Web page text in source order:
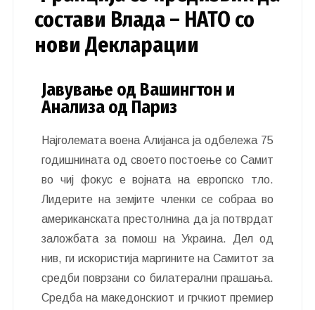
состави Влада – НАТО со
нови Декларации
Јавување од Вашингтон и
Анализа од Париз
Најголемата воена Алијанса ја одбележа 75
годишнината од своето постоење со Самит
во чиј фокус е војната на европско тло.
Лидерите на земјите членки се собраа во
американската престолнина да ја потврдат
заложбата за помош на Украина. Дел од
нив, ги искористија маргините на Самитот за
средби поврзани со билатерални прашања.
Средба на македонскиот и грчкиот премиер